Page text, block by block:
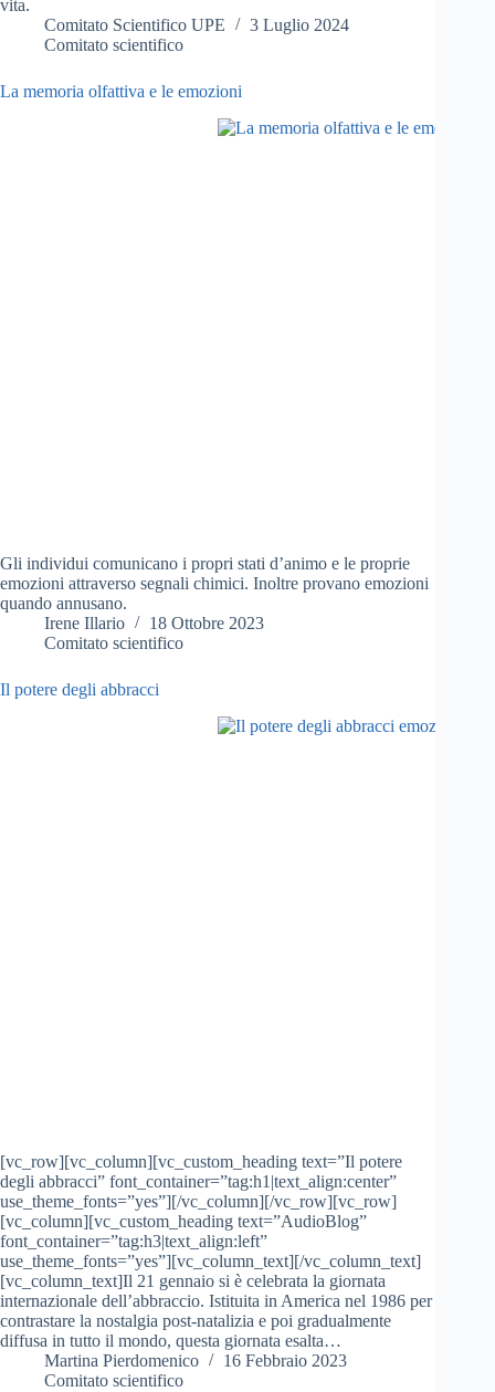
vita.
Comitato Scientifico UPE
3 Luglio 2024
Comitato scientifico
La memoria olfattiva e le emozioni
Gli individui comunicano i propri stati d’animo e le proprie
emozioni attraverso segnali chimici. Inoltre provano emozioni
quando annusano.
Irene Illario
18 Ottobre 2023
Comitato scientifico
Il potere degli abbracci
[vc_row][vc_column][vc_custom_heading text=”Il potere
degli abbracci” font_container=”tag:h1|text_align:center”
use_theme_fonts=”yes”][/vc_column][/vc_row][vc_row]
[vc_column][vc_custom_heading text=”AudioBlog”
font_container=”tag:h3|text_align:left”
use_theme_fonts=”yes”][vc_column_text][/vc_column_text]
[vc_column_text]Il 21 gennaio si è celebrata la giornata
internazionale dell’abbraccio. Istituita in America nel 1986 per
contrastare la nostalgia post-natalizia e poi gradualmente
diffusa in tutto il mondo, questa giornata esalta…
Martina Pierdomenico
16 Febbraio 2023
Comitato scientifico